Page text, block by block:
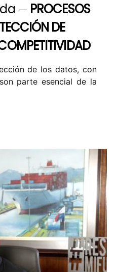
PROCESOS
DE
de los datos, con
parte esencial de la